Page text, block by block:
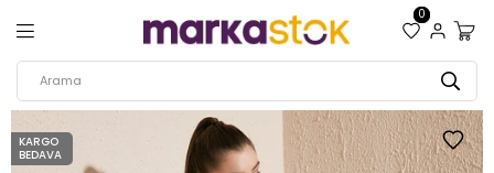
0
KARGO
BEDAVA